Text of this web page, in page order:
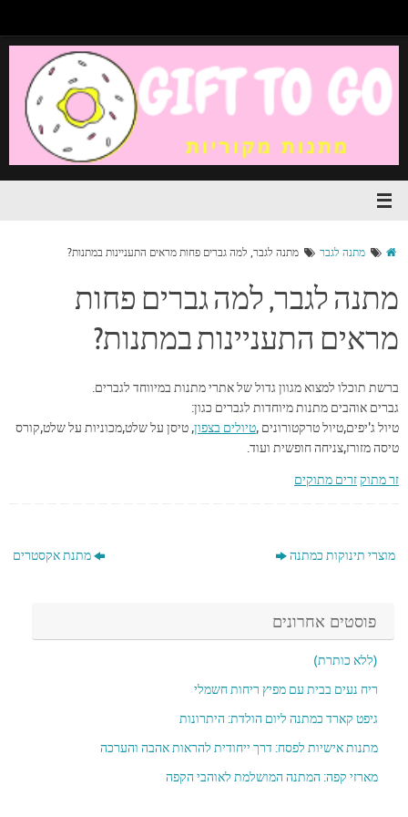
מתנה לגבר מתנה לגבר, למה גברים פחות מראים התעניינות במתנות?
מתנה לגבר, למה גברים פחות
מראים התעניינות במתנות?
ברשת תוכלו למצוא מגוון גדול של אתרי מתנות במיווחד לגברים.
גברים אוהבים מתנות מיוחדות לגברים כגון:
טיול ג'יפים,טיול טרקטורונים ,טיולים בצפון, טיסן על שלט,מכוניות על שלט,קורס
טיסה מזורז,צניחה חופשית ועוד.
זר מתוקזרים מתוקים
מתנת אקסטרים מוצרי תינוקות כמתנה
פוסטים אחרונים
(ללא כותרת)
ריח נעים בבית עם מפיץ ריחות חשמלי
גיפט קארד כמתנה ליום הולדת: היתרונות
מתנות אישיות לפסח: דרך ייחודית להראות אהבה והערכה
מארזי קפה: המתנה המושלמת לאוהבי הקפה